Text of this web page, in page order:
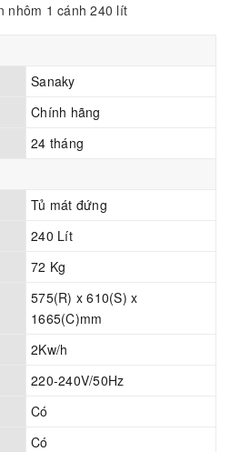
nhôm 1 cánh 240 lít
Sanaky
Chính hãng
24 tháng
Tủ mát đứng
240 Lít
72 Kg
575(R) x 610(S) x
1665(C)mm
2Kw/h
220-240V/50Hz
Có
Có